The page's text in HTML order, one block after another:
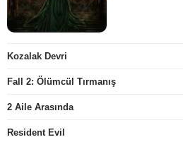
Kozalak Devri
Fall 2: Ölümcül Tırmanış
2 Aile Arasında
Resident Evil